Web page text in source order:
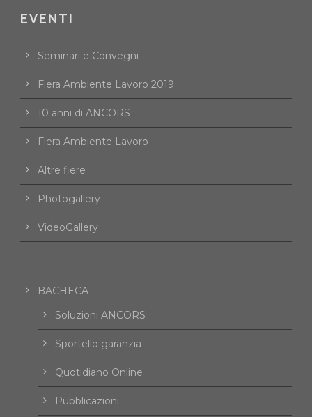
EVENTI
Seminari e Convegni
Fiera Ambiente Lavoro 2019
10 anni di ANCORS
Fiera Ambiente Lavoro
Altre fiere
Photogallery
VideoGallery
BACHECA
Soluzioni ANCORS
Sportello garanzia
Quotidiano Online
Pubblicazioni